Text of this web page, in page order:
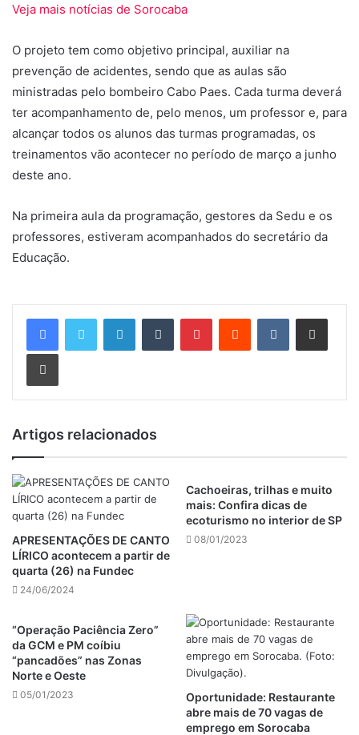
Veja mais notícias de Sorocaba
O projeto tem como objetivo principal, auxiliar na
prevenção de acidentes, sendo que as aulas são
ministradas pelo bombeiro Cabo Paes. Cada turma deverá
ter acompanhamento de, pelo menos, um professor e, para
alcançar todos os alunos das turmas programadas, os
treinamentos vão acontecer no período de março a junho
deste ano.
Na primeira aula da programação, gestores da Sedu e os
professores, estiveram acompanhados do secretário da
Educação.
LinkedinTumblr PinterestReddit VK Compartilhar via e-mail
Imprimir
Artigos relacionados
APRESENTAÇÕES DE CANTO
LÍRICO acontecem a partir de
quarta (26) na Fundec
24/06/2024
Cachoeiras, trilhas e muito
mais: Confira dicas de
ecoturismo no interior de SP
08/01/2023
“Operação Paciência Zero”
da GCM e PM coíbiu
“pancadões” nas Zonas
Norte e Oeste
05/01/2023
Oportunidade: Restaurante
abre mais de 70 vagas de
emprego em Sorocaba